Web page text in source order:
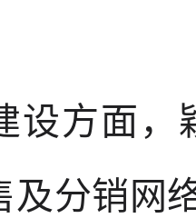
设方面，
及分销网